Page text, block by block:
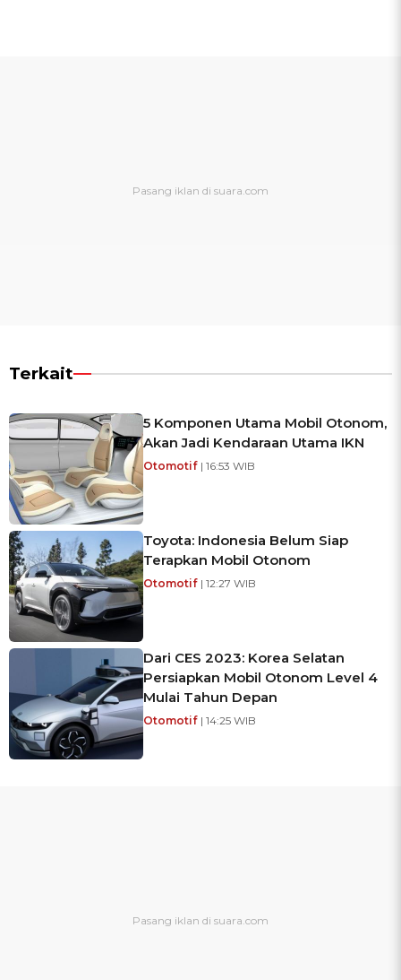
Terkait
5 Komponen Utama Mobil Otonom,
Akan Jadi Kendaraan Utama IKN
Otomotif | 16:53 WIB
Toyota: Indonesia Belum Siap
Terapkan Mobil Otonom
Otomotif | 12:27 WIB
Dari CES 2023: Korea Selatan
Persiapkan Mobil Otonom Level 4
Mulai Tahun Depan
Otomotif | 14:25 WIB